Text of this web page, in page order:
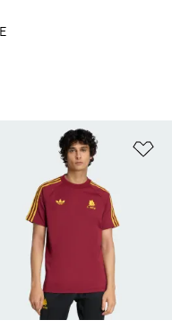
listy życzeń